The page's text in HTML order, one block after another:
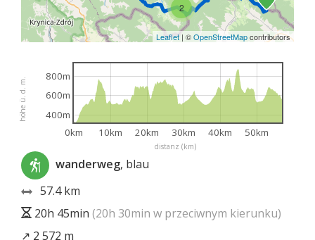
2
Leaflet | ©OpenStreetMapcontributors
distanz (km)
höhe ü. d. m.
0km 10km 20km 30km 40km 50km
400m
600m
800m
wanderweg, blau
57.4 km
20h 45min (20h 30min w przeciwnym kierunku)
↗ 2 572 m